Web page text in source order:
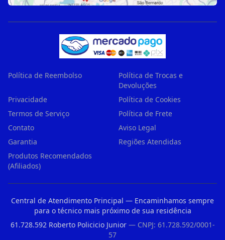
Política de Reembolso
Política de Trocas e
Devoluções
Privacidade
Política de Cookies
Termos de Serviço
Política de Frete
Contato
Aviso Legal
Garantia
Regiões Atendidas
Produtos Recomendados
(Afiliados)
Central de Atendimento Principal — Encaminhamos sempre
para o técnico mais próximo de sua residência
61.728.592 Roberto Policicio Junior— CNPJ: 61.728.592/0001-
57